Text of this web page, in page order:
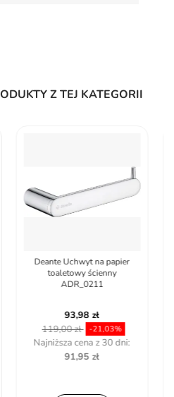
Z TEJ KATEGORII
Rea 322220A UCHWYT NA
PAPIER CZARNY DUO REA-
77102
55,73 zł
58,50 zł -4,74%
Najniższa cena z 30 dni:
39,01 zł